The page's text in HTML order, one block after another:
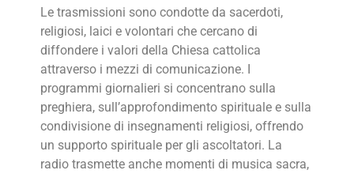
Le trasmissioni sono condotte da sacerdoti,
religiosi, laici e volontari che cercano di
diffondere i valori della Chiesa cattolica
attraverso i mezzi di comunicazione. I
programmi giornalieri si concentrano sulla
preghiera, sull’approfondimento spirituale e sulla
condivisione di insegnamenti religiosi, offrendo
un supporto spirituale per gli ascoltatori. La
radio trasmette anche momenti di musica sacra,